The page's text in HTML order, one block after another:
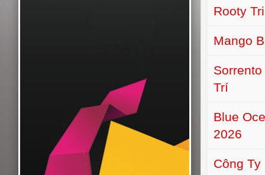
Rooty
Mango
Trí
Blue
2026
Công